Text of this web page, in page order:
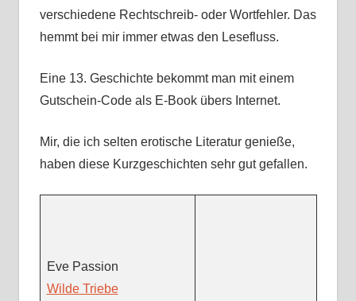
verschiedene Rechtschreib- oder Wortfehler. Das
hemmt bei mir immer etwas den Lesefluss.
Eine 13. Geschichte bekommt man mit einem
Gutschein-Code als E-Book übers Internet.
Mir, die ich selten erotische Literatur genieße,
haben diese Kurzgeschichten sehr gut gefallen.
Eve Passion
Wilde Triebe